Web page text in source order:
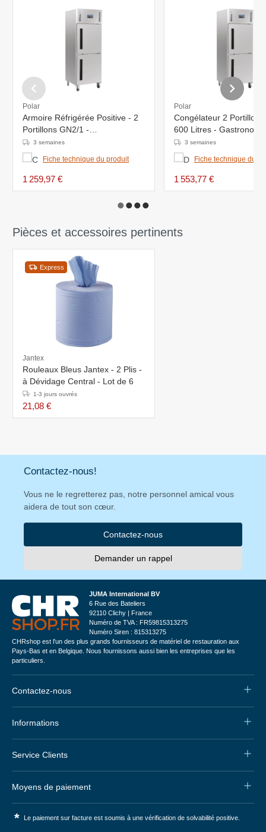
Polar
Armoire Réfrigérée Positive - 2
Portillons GN2/1 -
800x680x2010(h)mm
3 semaines
Fiche technique du produit
1 259,97 €
Polar
Congélateur 2
600 Litres -
800x680x2010(h)mm
3 semaines
Fiche technique du
1 553,77 €
Pièces et accessoires pertinents
Express
Jantex
Rouleaux Bleus Jantex - 2 Plis -
à Dévidage Central - Lot de 6
1-3 jours ouvrés
21,08 €
Contactez-nous!
Vous ne le regretterez pas, notre personnel amical vous
aidera de tout son cœur.
Contactez-nous
Demander un rappel
JUMA International BV
6 Rue des Bateliers
92110 Clichy | France
Numéro de TVA : FR59815313275
Numéro Siren : 815313275
CHRshop est l'un des plus grands fournisseurs de matériel de restauration aux
Pays-Bas et en Belgique. Nous fournissons aussi bien les entreprises que les
particuliers.
Contactez-nous
Informations
Service Clients
Moyens de paiement
* Le paiement sur facture est soumis à une vérification de solvabilité positive.